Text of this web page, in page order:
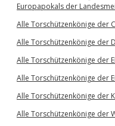
Europapokals der
Alle Torschützenkönige der
Alle Torschützenkönige der
Alle Torschützenkönige der
Alle Torschützenkönige der
Alle Torschützenkönige der
Alle Torschützenkönige der